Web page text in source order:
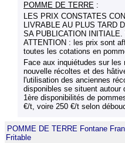
POMME DE TERRE :
LES PRIX CONSTATES
LIVRABLE AU PLUS TARD
SA PUBLICATION
ATTENTION : les prix sont
toutes les cotations en
Face aux inquiétudes sur
nouvelle récoltes et des
l'utilisation des anciennes
disponibles se situent autour
1ère disponibilités de
€/t, voire 250 €/t selon
POMME DE TERRE Fontane
Fritable